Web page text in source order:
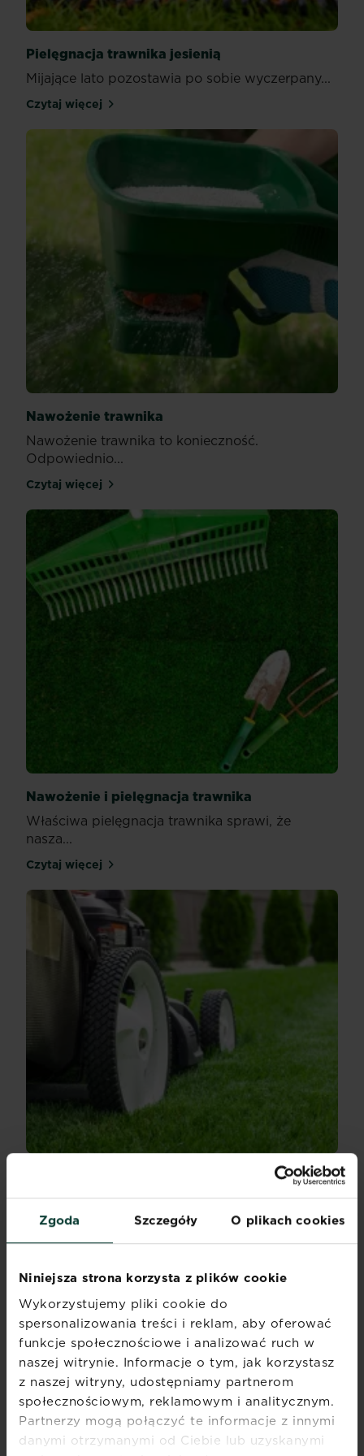
Zgoda Szczegóły O plikach cookies
Niniejsza strona korzysta z plików cookie
Wykorzystujemy pliki cookie do
spersonalizowania treści i reklam, aby oferować
funkcje społecznościowe i analizować ruch w
naszej witrynie. Informacje o tym, jak korzystasz
z naszej witryny, udostępniamy partnerom
społecznościowym, reklamowym i analitycznym.
Partnerzy mogą połączyć te informacje z innymi
danymi otrzymanymi od Ciebie lub uzyskanymi
Pielęgnacja trawnika jesienią
Mijające lato pozostawia po sobie wyczerpany...
Czytaj więcejPielęgnacja trawnika jesienią
Nawożenie trawnika
Nawożenie trawnika to konieczność.
Odpowiednio...
Czytaj więcejNawożenie trawnika
Nawożenie i pielęgnacja trawnika
Właściwa pielęgnacja trawnika sprawi, że
nasza...
Czytaj więcejNawożenie i pielęgnacja trawnika
Koszenie trawnika to stały element
pielęgnacyjny...
Czytaj więcej